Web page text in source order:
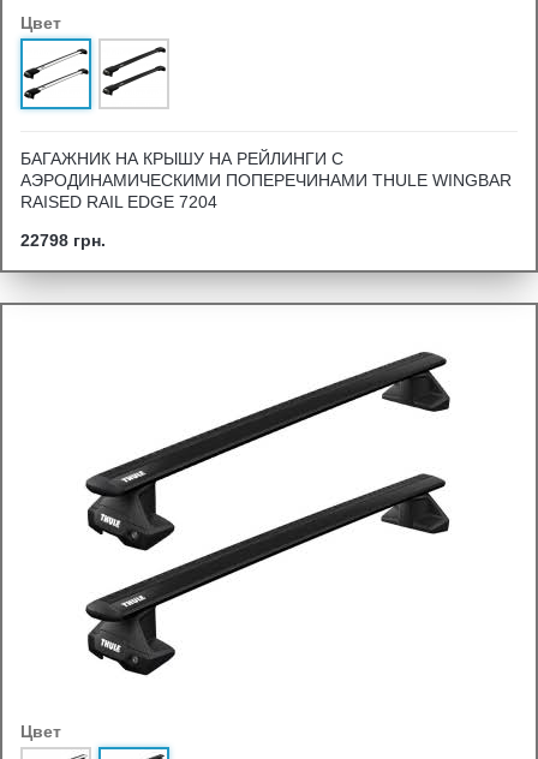
Цвет
БАГАЖНИК НА КРЫШУ НА РЕЙЛИНГИ С
АЭРОДИНАМИЧЕСКИМИ ПОПЕРЕЧИНАМИ THULE WINGBAR
RAISED RAIL EDGE 7204
22798 грн.
Цвет